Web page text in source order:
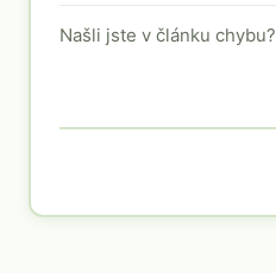
Našli jste v článku chybu?